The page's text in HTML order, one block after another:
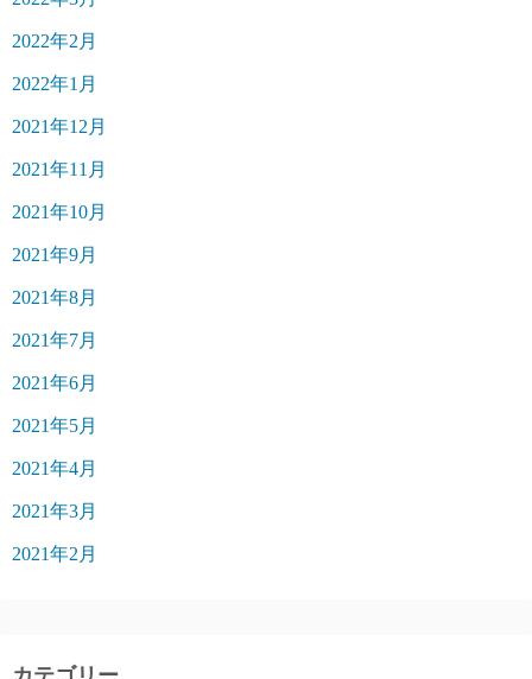
2022年2月
2022年1月
2021年12月
2021年11月
2021年10月
2021年9月
2021年8月
2021年7月
2021年6月
2021年5月
2021年4月
2021年3月
2021年2月